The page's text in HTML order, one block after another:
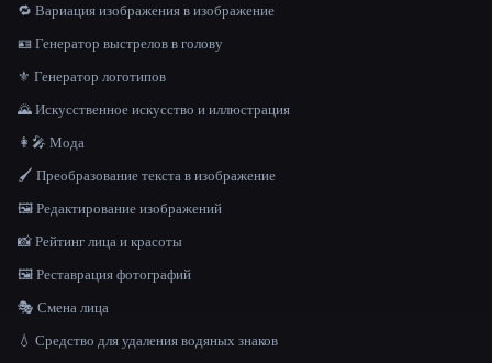
🔁 Вариация изображения в изображение
🪪 Генератор выстрелов в голову
⚜️ Генератор логотипов
🌄 Искусственное искусство и иллюстрация
👩‍🎤 Мода
🖌️ Преобразование текста в изображение
🖼️ Редактирование изображений
📸 Рейтинг лица и красоты
🖼️ Реставрация фотографий
🎭 Смена лица
💧 Средство для удаления водяных знаков